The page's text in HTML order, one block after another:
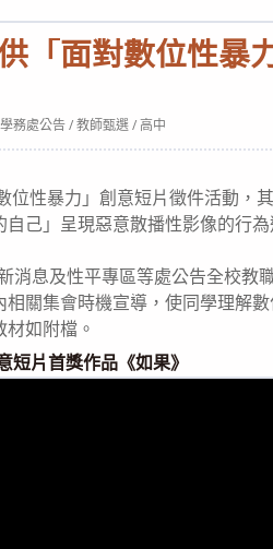
「面對數位性暴
學務處公告 / 教師甄選 / 高中
位性暴力」創意短片徵件活動，
己」呈現惡意散播性影像的行
消息及性平專區等處公告全校教
關集會時機宣導，使同學理解
如附檔。
短片首獎作品《如果》